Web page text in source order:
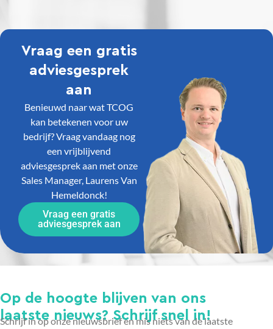
Vraag een gratis
adviesgesprek
aan
Benieuwd naar wat TCOG
kan betekenen voor uw
bedrijf? Vraag vandaag nog
een vrijblijvend
adviesgesprek aan met onze
Sales Manager, Laurens Van
Hemeldonck!
Vraag een gratis
adviesgesprek aan
Op de hoogte blijven van ons
laatste nieuws? Schrijf snel in!
Schrijf in op onze nieuwsbrief en mis niets van de laatste